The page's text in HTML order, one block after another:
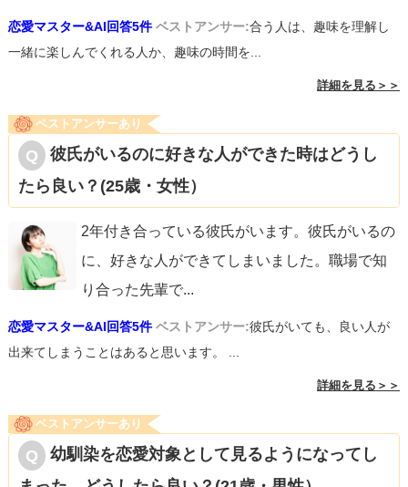
恋愛マスター&AI回答5件 ベストアンサー:合う人は、趣味を理解し
一緒に楽しんでくれる人か、趣味の時間を...
詳細を見る＞＞
ベストアンサーあり
彼氏がいるのに好きな人ができた時はどうし
たら良い？(25歳・女性）
2年付き合っている彼氏がいます。彼氏がいるの
に、好きな人ができてしまいました。職場で知
り合った先輩で...
恋愛マスター&AI回答5件 ベストアンサー:彼氏がいても、良い人が
出来てしまうことはあると思います。 ...
詳細を見る＞＞
ベストアンサーあり
幼馴染を恋愛対象として見るようになってし